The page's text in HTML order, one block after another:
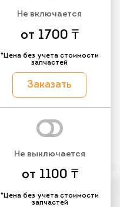
Не включается
от 1700 ₸
*Цена без учета стоимости
запчастей
Заказать
Не выключается
от 1100 ₸
*Цена без учета стоимости
запчастей